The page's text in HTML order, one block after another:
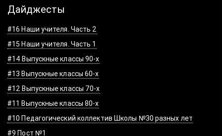
Дайджесты
#16 Наши учителя. Часть 2
#15 Наши учителя. Часть 1
#14 Выпускные классы 90-х
#13 Выпускные классы 60-х
#12 Выпускные классы 70-х
#11 Выпускные классы 80-х
#10 Педагогический коллектив Школы №30 разных лет
#9 Пост №1